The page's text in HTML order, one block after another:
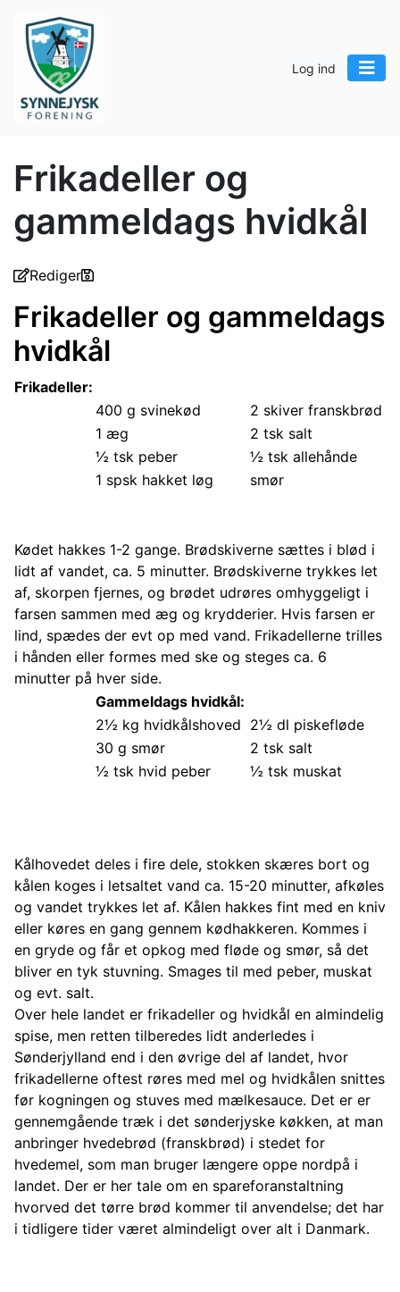
Log ind
Frikadeller og
gammeldags hvidkål
Rediger
Frikadeller og gammeldags
hvidkål
Frikadeller:
400 g svinekød
2 skiver franskbrød
1 æg
2 tsk salt
½ tsk peber
½ tsk allehånde
1 spsk hakket løg
smør
Kødet hakkes 1-2 gange. Brødskiverne sættes i blød i
lidt af vandet, ca. 5 minutter. Brødskiverne trykkes let
af, skorpen fjernes, og brødet udrøres omhyggeligt i
farsen sammen med æg og krydderier. Hvis farsen er
lind, spædes der evt op med vand. Frikadellerne trilles
i hånden eller formes med ske og steges ca. 6
minutter på hver side.
Gammeldags hvidkål:
2½ kg hvidkålshoved 2½ dl piskefløde
30 g smør
2 tsk salt
½ tsk hvid peber
½ tsk muskat
Kålhovedet deles i fire dele, stokken skæres bort og
kålen koges i letsaltet vand ca. 15-20 minutter, afkøles
og vandet trykkes let af. Kålen hakkes fint med en kniv
eller køres en gang gennem kødhakkeren. Kommes i
en gryde og får et opkog med fløde og smør, så det
bliver en tyk stuvning. Smages til med peber, muskat
og evt. salt.
Over hele landet er frikadeller og hvidkål en almindelig
spise, men retten tilberedes lidt anderledes i
Sønderjylland end i den øvrige del af landet, hvor
frikadellerne oftest røres med mel og hvidkålen snittes
før kogningen og stuves med mælkesauce. Det er er
gennemgående træk i det sønderjyske køkken, at man
anbringer hvedebrød (franskbrød) i stedet for
hvedemel, som man bruger længere oppe nordpå i
landet. Der er her tale om en spareforanstaltning
hvorved det tørre brød kommer til anvendelse; det har
i tidligere tider været almindeligt over alt i Danmark.